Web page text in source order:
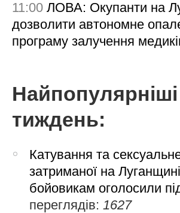
11:00 ЛОВА: Окупанти на
дозволити автономне
програму залучення
тиждень:
Катування та
затриманої на
бойовикам оголосили
переглядів: 1627